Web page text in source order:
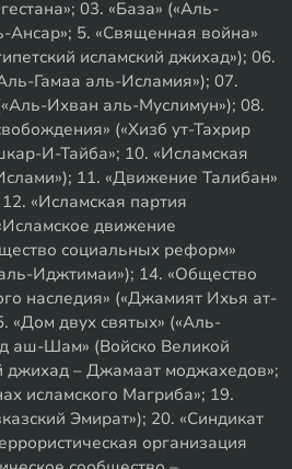
03. «База» («Аль-
Ансар»; 5. «Священная война»
исламский джихад»); 06.
Гамаа аль-Исламия»); 07.
Ихван аль-Муслимун»); 08.
(«Хизб ут-Тахрир
И-Тайба»; 10. «Исламская
11. «Движение Талибан»
«Исламская партия
движение
социальных реформ»
Иджтимаи»); 14. «Общество
наследия» («Джамият Ихья ат-
«Дом двух святых» («Аль-
аш-Шам» (Войско Великой
джихад – Джамаат моджахедов»;
исламского Магриба»; 19.
Эмират»); 20. «Синдикат
организация